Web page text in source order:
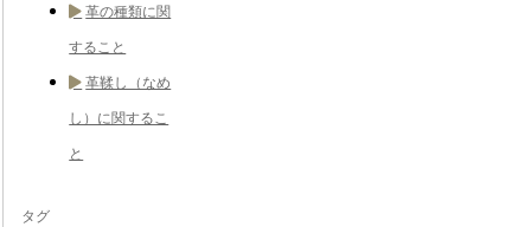
革の種類に関
すること
革鞣し（なめ
し）に関するこ
と
タグ